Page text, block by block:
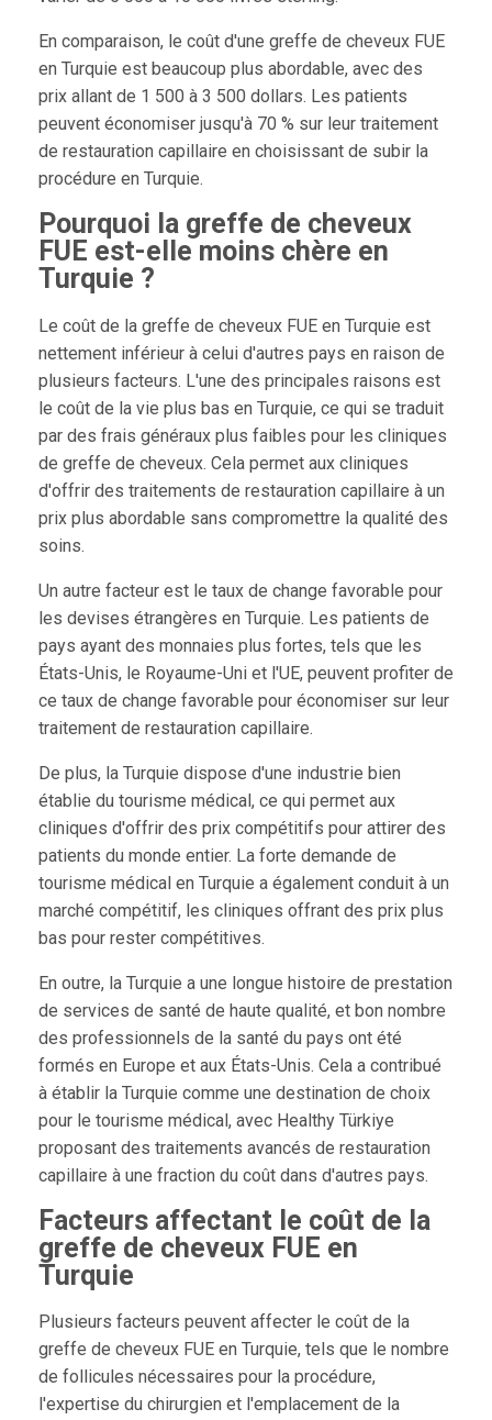
En comparaison, le coût d'une greffe de cheveux FUE
en Turquie est beaucoup plus abordable, avec des
prix allant de 1 500 à 3 500 dollars. Les patients
peuvent économiser jusqu'à 70 % sur leur traitement
de restauration capillaire en choisissant de subir la
procédure en Turquie.
Pourquoi la greffe de cheveux
FUE est-elle moins chère en
Turquie ?
Le coût de la greffe de cheveux FUE en Turquie est
nettement inférieur à celui d'autres pays en raison de
plusieurs facteurs. L'une des principales raisons est
le coût de la vie plus bas en Turquie, ce qui se traduit
par des frais généraux plus faibles pour les cliniques
de greffe de cheveux. Cela permet aux cliniques
d'offrir des traitements de restauration capillaire à un
prix plus abordable sans compromettre la qualité des
soins.
Un autre facteur est le taux de change favorable pour
les devises étrangères en Turquie. Les patients de
pays ayant des monnaies plus fortes, tels que les
États-Unis, le Royaume-Uni et l'UE, peuvent profiter de
ce taux de change favorable pour économiser sur leur
traitement de restauration capillaire.
De plus, la Turquie dispose d'une industrie bien
établie du tourisme médical, ce qui permet aux
cliniques d'offrir des prix compétitifs pour attirer des
patients du monde entier. La forte demande de
tourisme médical en Turquie a également conduit à un
marché compétitif, les cliniques offrant des prix plus
bas pour rester compétitives.
En outre, la Turquie a une longue histoire de prestation
de services de santé de haute qualité, et bon nombre
des professionnels de la santé du pays ont été
formés en Europe et aux États-Unis. Cela a contribué
à établir la Turquie comme une destination de choix
pour le tourisme médical, avec Healthy Türkiye
proposant des traitements avancés de restauration
capillaire à une fraction du coût dans d'autres pays.
Facteurs affectant le coût de la
greffe de cheveux FUE en
Turquie
Plusieurs facteurs peuvent affecter le coût de la
greffe de cheveux FUE en Turquie, tels que le nombre
de follicules nécessaires pour la procédure,
l'expertise du chirurgien et l'emplacement de la